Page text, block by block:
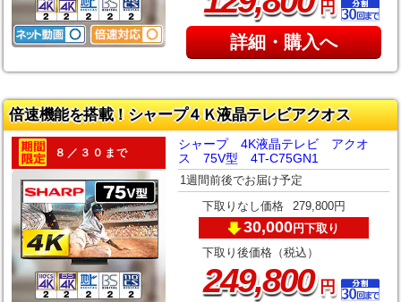
円
詳細・購入へ
倍速機能を搭載！シャープ４Ｋ液晶テレビアクオス
８／３０まで
シャープ 4K液晶テレビ アクオ
ス 75V型 4T-C75GN1
1週間前後でお届け予定
下取りなし価格 279,800円
30,000円下取り
下取り後価格（税込）
249,800円